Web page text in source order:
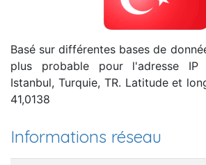
Basé sur différentes bases de
plus probable pour l'adresse IP
Istanbul, Turquie, TR. Latitude et
41,0138
Informations réseau